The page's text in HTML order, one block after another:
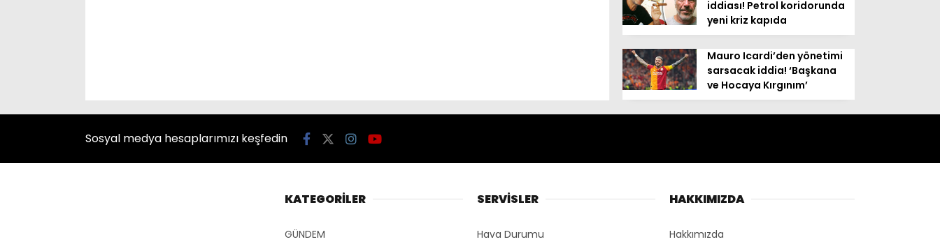
iddiası! Petrol koridorunda
yeni kriz kapıda
Mauro Icardi’den yönetimi
sarsacak iddia! ‘Başkana
ve Hocaya Kırgınım’
Sosyal medya hesaplarımızı keşfedin
KATEGORİLER
GÜNDEM
SERVİSLER
Hava Durumu
HAKKIMIZDA
Hakkımızda